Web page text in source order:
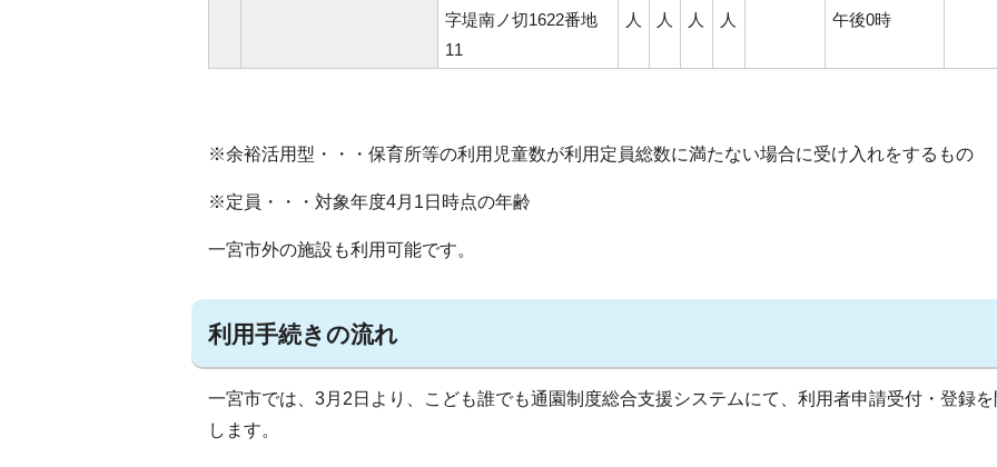
字堤南ノ切1622番地
11
人
人
人
人
午後0時
※余裕活用型・・・保育所等の利用児童数が利用定員総数に満たない場合に受け入れをするもの
※定員・・・対象年度4月1日時点の年齢
一宮市外の施設も利用可能です。
利用手続きの流れ
一宮市では、3月2日より、こども誰でも通園制度総合支援システムにて、利用者申請受付・登録
します。